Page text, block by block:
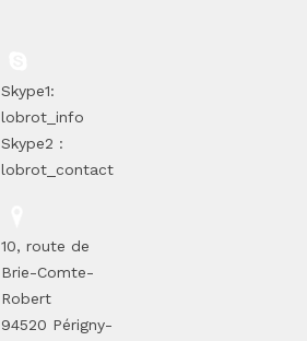
Skype1:
lobrot_info
Skype2 :
lobrot_contact
10, route de
Brie-Comte-
Robert
94520 Périgny-